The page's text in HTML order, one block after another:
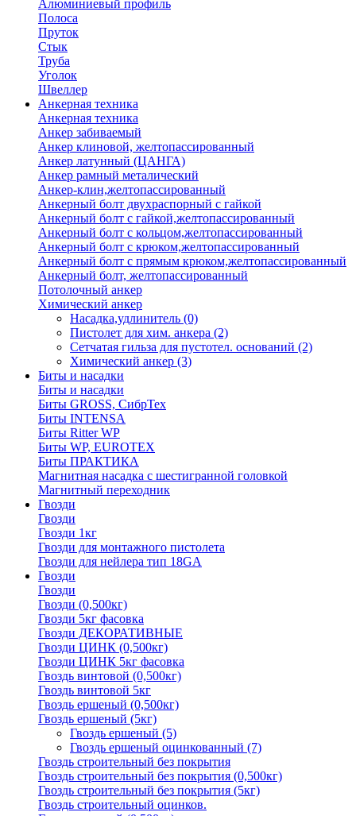
Алюминиевый профиль
Полоса
Пруток
Стык
Труба
Уголок
Швеллер
Анкерная техника
Анкерная техника
Анкер забиваемый
Анкер клиновой, желтопассированный
Анкер латунный (ЦАНГА)
Анкер рамный металический
Анкер-клин,желтопассированный
Анкерный болт двухраспорный с гайкой
Анкерный болт с гайкой,желтопассированный
Анкерный болт с кольцом,желтопассированный
Анкерный болт с крюком,желтопассированный
Анкерный болт с прямым крюком,желтопассированный
Анкерный болт, желтопассированный
Потолочный анкер
Химический анкер
Насадка,удлинитель (0)
Пистолет для хим. анкера (2)
Сетчатая гильза для пустотел. оснований (2)
Химический анкер (3)
Биты и насадки
Биты и насадки
Биты GROSS, СибрТех
Биты INTENSA
Биты Ritter WP
Биты WP, EUROTEX
Биты ПРАКТИКА
Магнитная насадка с шестигранной головкой
Магнитный переходник
Гвозди
Гвозди
Гвозди 1кг
Гвозди для монтажного пистолета
Гвозди для нейлера тип 18GA
Гвозди
Гвозди
Гвозди (0,500кг)
Гвозди 5кг фасовка
Гвозди ДЕКОРАТИВНЫЕ
Гвозди ЦИНК (0,500кг)
Гвозди ЦИНК 5кг фасовка
Гвоздь винтовой (0,500кг)
Гвоздь винтовой 5кг
Гвоздь ершеный (0,500кг)
Гвоздь ершеный (5кг)
Гвоздь ершеный (5)
Гвоздь ершеный оцинкованный (7)
Гвоздь строительный без покрытия
Гвоздь строительный без покрытия (0,500кг)
Гвоздь строительный без покрытия (5кг)
Гвоздь строительный оцинков.